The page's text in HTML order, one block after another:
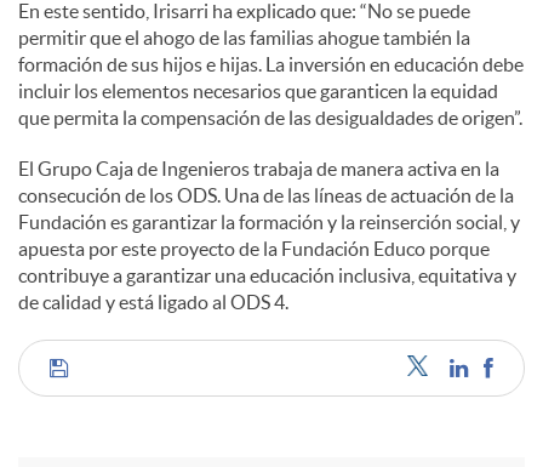
En este sentido, Irisarri ha explicado que: “No se puede
permitir que el ahogo de las familias ahogue también la
formación de sus hijos e hijas. La inversión en educación debe
incluir los elementos necesarios que garanticen la equidad
que permita la compensación de las desigualdades de origen”.
El Grupo Caja de Ingenieros trabaja de manera activa en la
consecución de los ODS. Una de las líneas de actuación de la
Fundación es garantizar la formación y la reinserción social, y
apuesta por este proyecto de la Fundación Educo porque
contribuye a garantizar una educación inclusiva, equitativa y
de calidad y está ligado al ODS 4.
C